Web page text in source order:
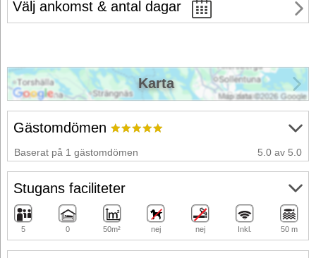
Välj ankomst & antal dagar
Gästomdömen
Baserat på 1 gästomdömen 5.0 av 5.0
Stugans faciliteter
5 0 50m² nej nej Inkl. 50 m
Karta